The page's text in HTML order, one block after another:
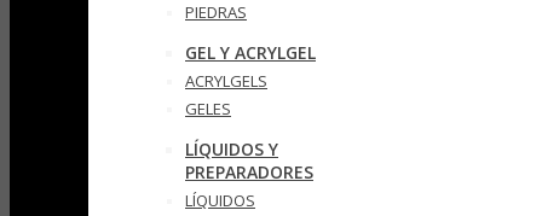
PIEDRAS
GEL Y ACRYLGEL
ACRYLGELS
GELES
LÍQUIDOS Y
PREPARADORES
LÍQUIDOS